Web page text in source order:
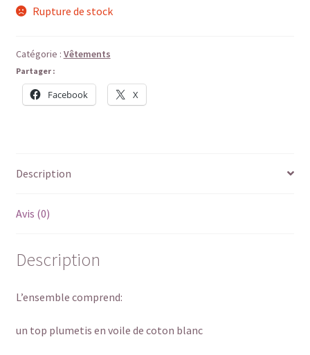
Rupture de stock
Catégorie : Vêtements
Partager :
Facebook X
Description
Avis (0)
Description
L’ensemble comprend:
un top plumetis en voile de coton blanc